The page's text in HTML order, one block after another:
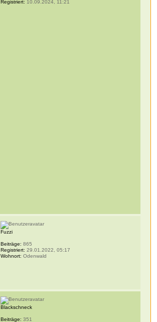
Registriert: 10.09.2024, 11:21
Fuzzi
Beiträge: 865
Registriert: 29.01.2022, 05:17
Wohnort: Odenwald
Blackschneck
Beiträge: 351